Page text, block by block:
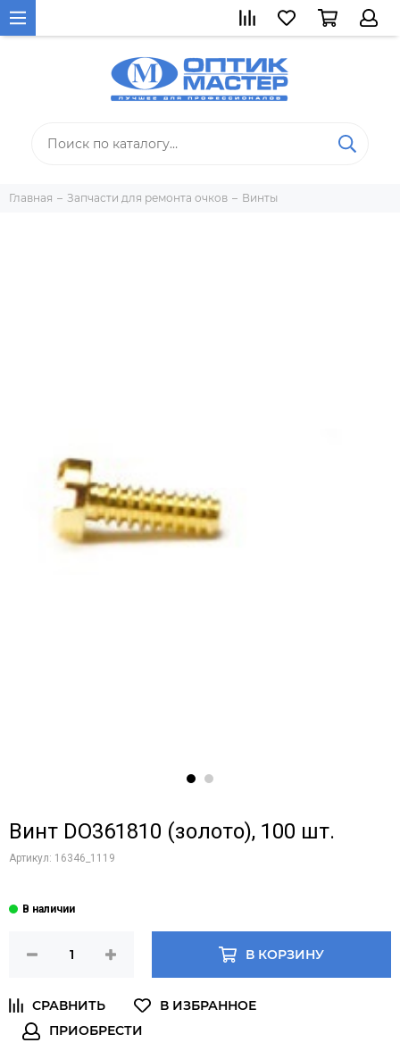
Главная Запчасти для ремонта очков Винты
Винт DO361810 (золото), 100 шт.
Артикул: 16346_1119
В КОРЗИНУ